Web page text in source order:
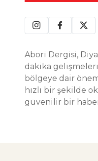
Abori Dergisi,
dakika
bölgeye dair
hızlı bir şekilde
güvenilir bir